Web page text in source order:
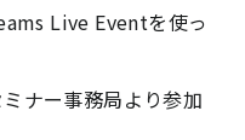
Live Eventを使っ
ミナー事務局より参加